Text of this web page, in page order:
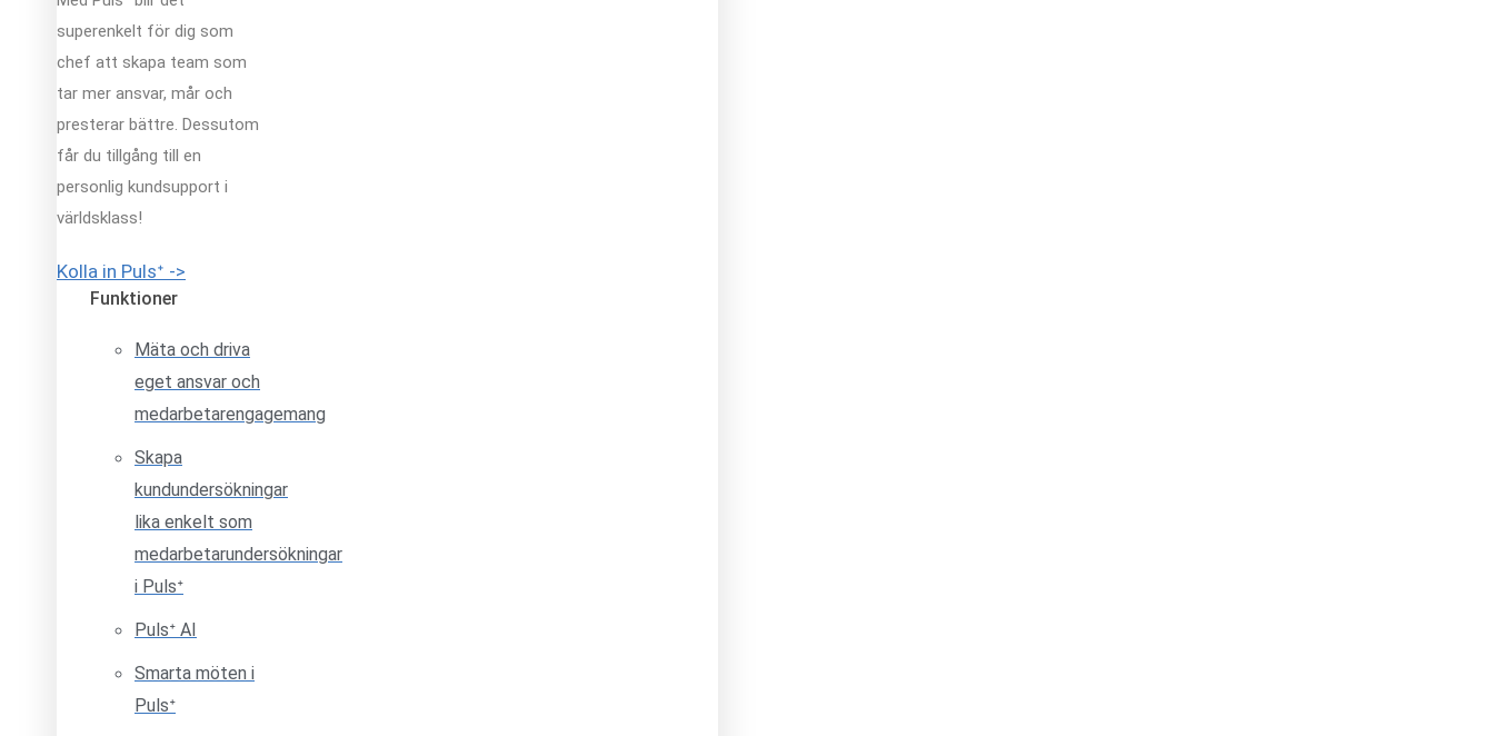
superenkelt för dig som
chef att skapa team som
tar mer ansvar, mår och
presterar bättre. Dessutom
får du tillgång till en
personlig kundsupport i
världsklass!
Kolla in Pulsᐩ ->
Funktioner
Mäta och driva
eget ansvar och
medarbetarengagemang
Skapa
kundundersökningar
lika enkelt som
medarbetarundersökningar
i Pulsᐩ
Pulsᐩ AI
Smarta möten i
Pulsᐩ